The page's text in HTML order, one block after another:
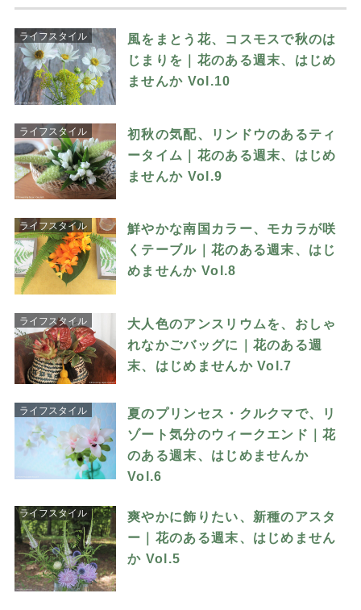
ライフスタイル
風をまとう花、コスモスで秋のは
じまりを｜花のある週末、はじめ
ませんか Vol.10
ライフスタイル
初秋の気配、リンドウのあるティ
ータイム｜花のある週末、はじめ
ませんか Vol.9
ライフスタイル
鮮やかな南国カラー、モカラが咲
くテーブル｜花のある週末、はじ
めませんか Vol.8
ライフスタイル
大人色のアンスリウムを、おしゃ
れなかごバッグに｜花のある週
末、はじめませんか Vol.7
ライフスタイル
夏のプリンセス・クルクマで、リ
ゾート気分のウィークエンド｜花
のある週末、はじめませんか
Vol.6
ライフスタイル
爽やかに飾りたい、新種のアスタ
ー｜花のある週末、はじめません
か Vol.5